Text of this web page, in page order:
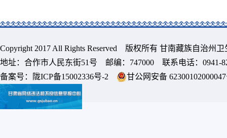
Copyright 2017 All Rights Reserved 版权所有 甘南藏族自治州
地址：合作市人民东街51号 邮编：747000 联系电话：0941-
备案号：
陇ICP备15002336号-2 甘公网安备